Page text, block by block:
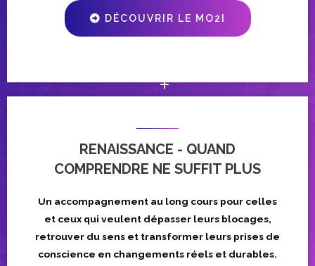
DÉCOUVRIR LE MO2I
RENAISSANCE - QUAND
COMPRENDRE NE SUFFIT PLUS
Un accompagnement au long cours pour celles
et ceux qui veulent dépasser leurs blocages,
retrouver du sens et transformer leurs prises de
conscience en changements réels et durables.